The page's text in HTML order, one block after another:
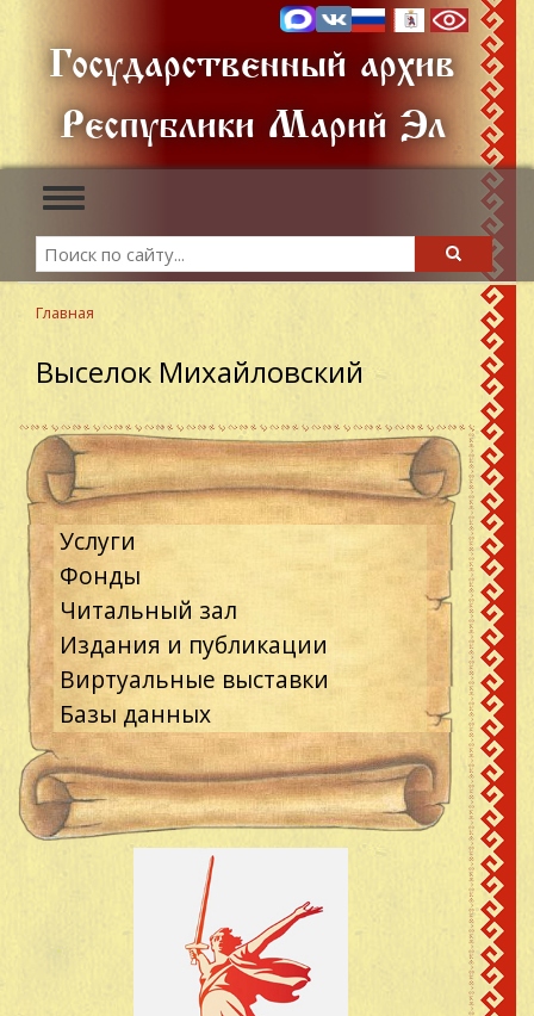
основному
содержанию
Государственный архив
Республики Марий Эл
Toggle
navigation
Search
Search
Главная
Выселок Михайловский
Услуги
Фонды
Читальный зал
Издания и публикации
Виртуальные выставки
Базы данных